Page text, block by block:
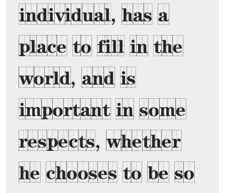
individual, has a
place to fill in the
world, and is
important in some
respects, whether
he chooses to be so